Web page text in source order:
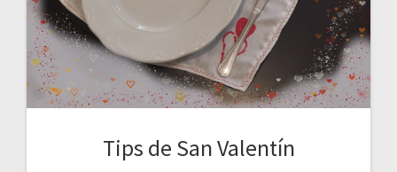
Tips de San Valentín